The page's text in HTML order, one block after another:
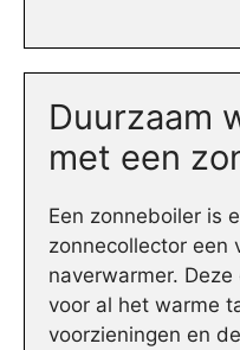
Duurzaam
met een
Een zonneboiler is
zonnecollector een
naverwarmer.
voor al het warme
voorzieningen en